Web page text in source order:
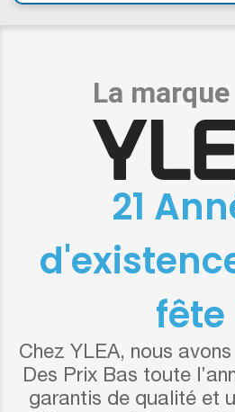
21
fête
Chez YLEA, nous
Des Prix Bas toute
garantis de qualité et